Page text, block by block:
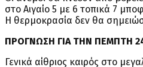
στο Αιγαίο 5 με 6 τοπικά 7
Η θερμοκρασία δεν θα
ΠΡΟΓΝΩΣΗ ΓΙΑ ΤΗΝ ΠΕΜΠΤΗ
Γενικά αίθριος καιρός στο